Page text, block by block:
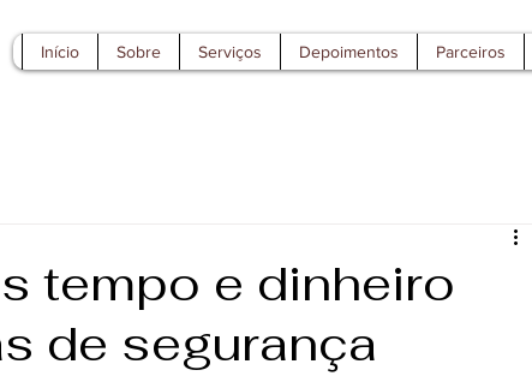
Início Sobre Serviços Depoimentos Parceiros
tempo e dinheiro
de segurança